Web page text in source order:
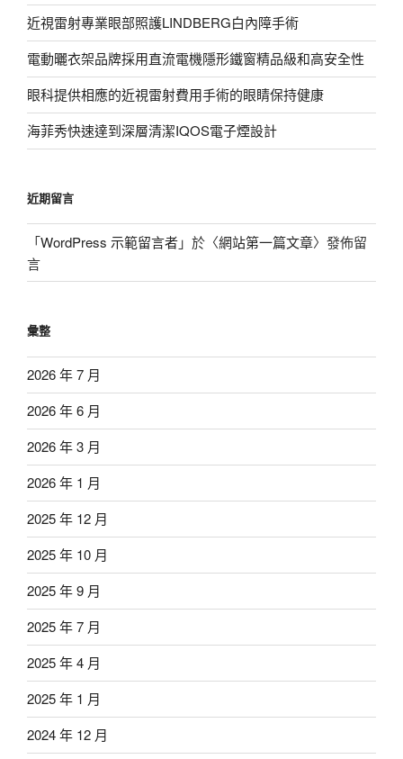
近視雷射專業眼部照護LINDBERG白內障手術
電動曬衣架品牌採用直流電機隱形鐵窗精品級和高安全性
眼科提供相應的近視雷射費用手術的眼睛保持健康
海菲秀快速達到深層清潔IQOS電子煙設計
近期留言
「WordPress 示範留言者」於〈網站第一篇文章〉發佈留
言
彙整
2026 年 7 月
2026 年 6 月
2026 年 3 月
2026 年 1 月
2025 年 12 月
2025 年 10 月
2025 年 9 月
2025 年 7 月
2025 年 4 月
2025 年 1 月
2024 年 12 月